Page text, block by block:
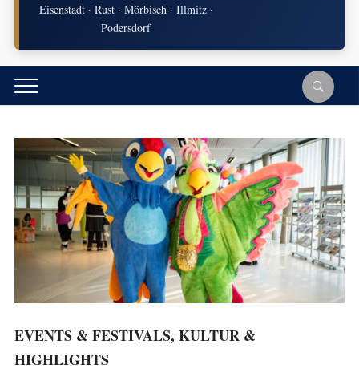
Eisenstadt · Rust · Mörbisch · Illmitz ·
Podersdorf
EVENTS & FESTIVALS, KULTUR &
HIGHLIGHTS